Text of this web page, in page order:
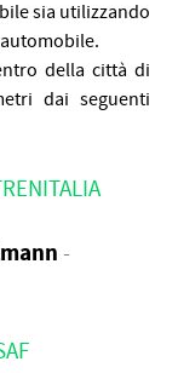
sia utilizzando
della città di
dai seguenti
-